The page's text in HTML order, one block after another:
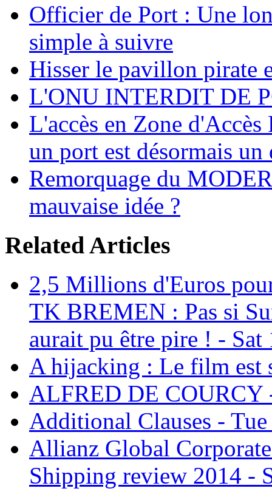
Officier de Port : Une
simple à suivre
Hisser le pavillon pirate
L'ONU INTERDIT DE
L'accès en Zone
un port est désormais un
Remorquage du
mauvaise idée ?
Related Articles
2,5 Millions d'Euros
TK BREMEN : Pas si
aurait pu être pire ! - Sat
A hijacking : Le film est
ALFRED DE COURCY
Additional Clauses -
Allianz Global
Shipping review 2014 -